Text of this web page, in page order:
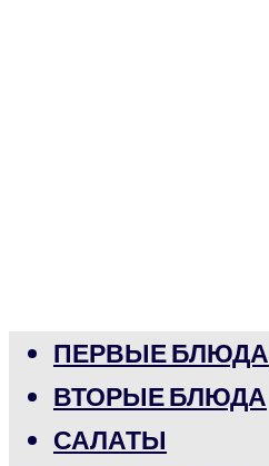
ПЕРВЫЕ БЛЮДА
ВТОРЫЕ БЛЮДА
САЛАТЫ